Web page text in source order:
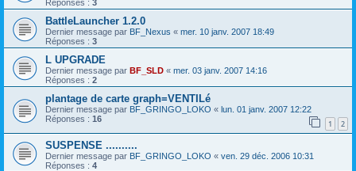
Réponses : 3
BattleLauncher 1.2.0
Dernier message par BF_Nexus « mer. 10 janv. 2007 18:49
Réponses : 3
L UPGRADE
Dernier message par BF_SLD « mer. 03 janv. 2007 14:16
Réponses : 2
plantage de carte graph=VENTILé
Dernier message par BF_GRINGO_LOKO « lun. 01 janv. 2007 12:22
Réponses : 16 1 2
SUSPENSE ..........
Dernier message par BF_GRINGO_LOKO « ven. 29 déc. 2006 10:31
Réponses : 4